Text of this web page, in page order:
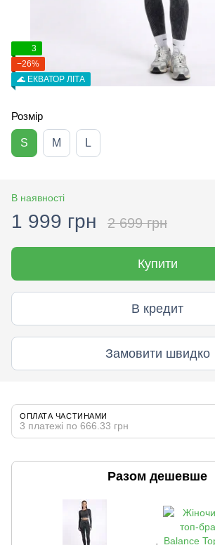
3
−26%
🌊 ЕКВАТОР ЛІТА
Розмір
S M L
В наявності
1 999 грн 2 699 грн
Купити
В кредит
Замовити швидко
ОПЛАТА ЧАСТИНАМИ
3 платежі по 666.33 грн
Разом дешевше